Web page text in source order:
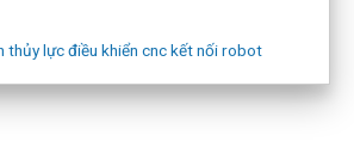
thủy lực điều khiển cnc kết nối robot